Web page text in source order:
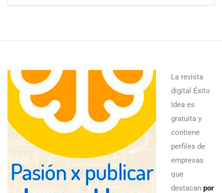
La revista
digital Éxito
Idea es
gratuita y
contiene
perfiles de
empresas
que
destacan por